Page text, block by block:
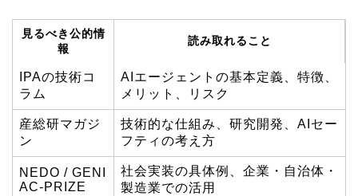
見るべき公的情
報
読み取れること
IPAの技術コ
ラム
AIエージェントの基本定義、特徴、
メリット、リスク
産総研マガジ
ン
技術的な仕組み、研究開発、AIセー
フティの考え方
NEDO / GENI
AC-PRIZE
社会実装の具体例、企業・自治体・
製造業での活用